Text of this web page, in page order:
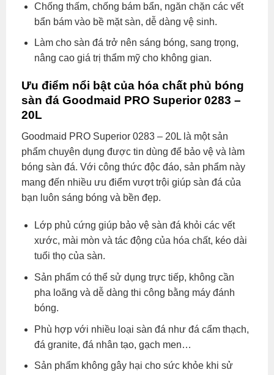
Chống thấm, chống bám bẩn, ngăn chặn các vết
bẩn bám vào bề mặt sàn, dễ dàng vệ sinh.
Làm cho sàn đá trở nên sáng bóng, sang trọng,
nâng cao giá trị thẩm mỹ cho không gian.
Ưu điểm nổi bật của hóa chất phủ bóng
sàn đá Goodmaid PRO Superior 0283 –
20L
Goodmaid PRO Superior 0283 – 20L là một sản
phẩm chuyên dụng được tin dùng để bảo vệ và làm
bóng sàn đá. Với công thức độc đáo, sản phẩm này
mang đến nhiều ưu điểm vượt trội giúp sàn đá của
bạn luôn sáng bóng và bền đẹp.
Lớp phủ cứng giúp bảo vệ sàn đá khỏi các vết
xước, mài mòn và tác động của hóa chất, kéo dài
tuổi thọ của sàn.
Sản phẩm có thể sử dụng trực tiếp, không cần
pha loãng và dễ dàng thi công bằng máy đánh
bóng.
Phù hợp với nhiều loại sàn đá như đá cẩm thạch,
đá granite, đá nhân tạo, gạch men…
Sản phẩm không gây hại cho sức khỏe khi sử